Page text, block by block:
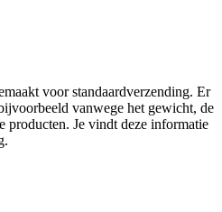
voor standaardverzending. Er
vanwege het gewicht, de
producten. Je vindt deze informatie